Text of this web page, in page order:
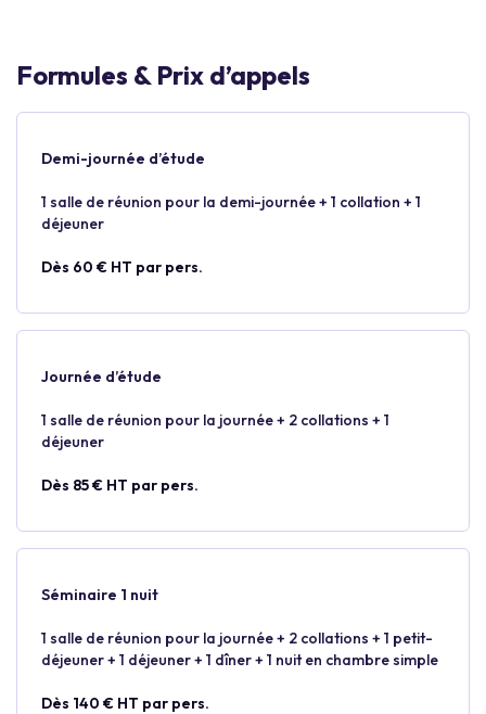
Formules & Prix d’appels
Demi-journée d’étude
1 salle de réunion pour la demi-journée + 1 collation + 1
déjeuner
Dès 60 € HT par pers.
Journée d’étude
1 salle de réunion pour la journée + 2 collations + 1
déjeuner
Dès 85 € HT par pers.
Séminaire 1 nuit
1 salle de réunion pour la journée + 2 collations + 1 petit-
déjeuner + 1 déjeuner + 1 dîner + 1 nuit en chambre simple
Dès 140 € HT par pers.